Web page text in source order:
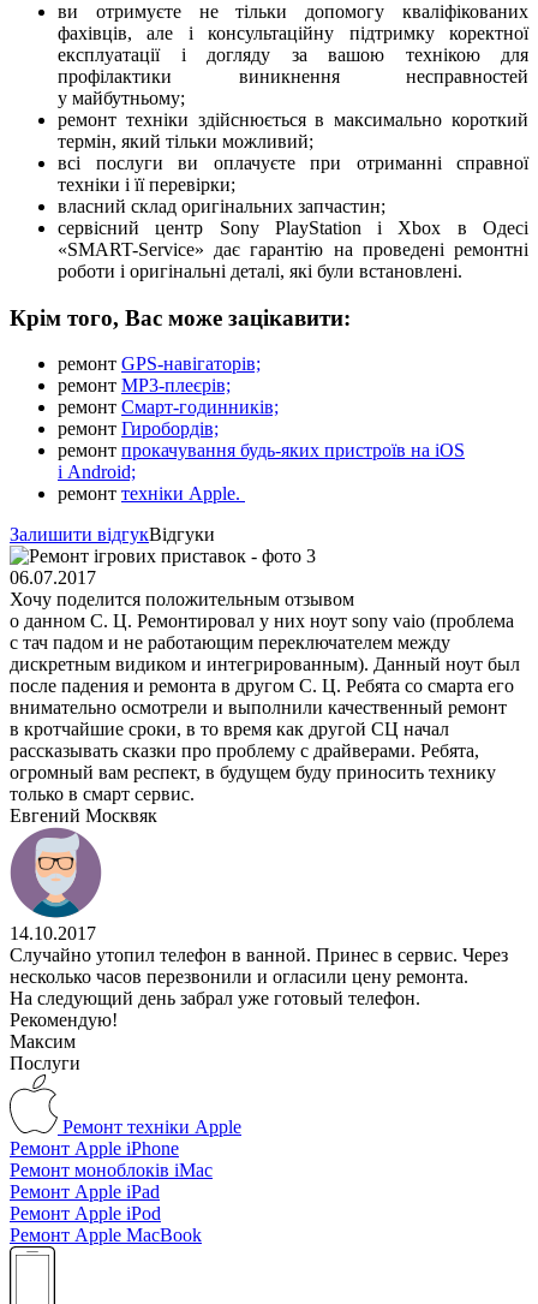
ви отримуєте не тільки допомогу кваліфікованих
фахівців, але і консультаційну підтримку коректної
експлуатації і догляду за вашою технікою для
профілактики виникнення несправностей
у майбутньому;
ремонт техніки здійснюється в максимально короткий
термін, який тільки можливий;
всі послуги ви оплачуєте при отриманні справної
техніки і її перевірки;
власний склад оригінальних запчастин;
сервісний центр Sony PlayStation і Xbox в Одесі
«SMART-Service» дає гарантію на проведені ремонтні
роботи і оригінальні деталі, які були встановлені.​
Крім того, Вас може зацікавити:
ремонт GPS-навігаторів;
ремонт MP3-плеєрів;
ремонт Смарт-годинників;
ремонт Гиробордів;
ремонт прокачування будь-яких пристроїв на iOS
і Android;
ремонт техніки Apple.
Залишити відгукВідгуки
06.07.2017
Хочу поделится положительным отзывом
о данном С. Ц. Ремонтировал у них ноут sony vaio (проблема
с тач падом и не работающим переключателем между
дискретным видиком и интегрированным). Данный ноут был
после падения и ремонта в другом С. Ц. Ребята со смарта его
внимательно осмотрели и выполнили качественный ремонт
в кротчайшие сроки, в то время как другой СЦ начал
рассказывать сказки про проблему с драйверами. Ребята,
огромный вам респект, в будущем буду приносить технику
только в смарт сервис.
Евгений Москвяк
14.10.2017
Случайно утопил телефон в ванной. Принес в сервис. Через
несколько часов перезвонили и огласили цену ремонта.
На следующий день забрал уже готовый телефон.
Рекомендую!
Максим
Послуги
Ремонт техніки Apple
Ремонт Apple iPhone
Ремонт моноблоків iMac
Ремонт Apple iPad
Ремонт Apple iPod
Ремонт Apple MacBook